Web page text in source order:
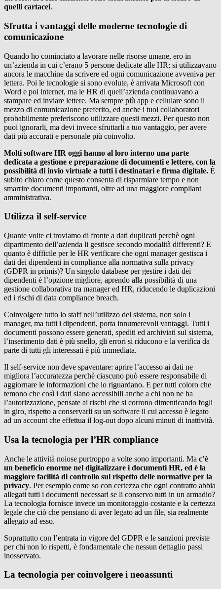
quelli cartacei.
Sfrutta i vantaggi delle moderne tecnologie di
comunicazione
Quando ho cominciato a lavorare nelle risorse umane, ero in
un’azienda in cui c’erano 5 persone dedicate alle HR; si utilizzavano
ancora le macchine da scrivere ed ogni comunicazione avveniva per
lettera. Poi le tecnologie si sono evolute, è arrivata Microsoft con
Word e poi internet, ma le HR di quell’azienda continuavano a
stampare ed inviare lettere. Ma sempre più app e cellulare sono il
mezzo di comunicazione preferito, ed anche i tuoi collaboratori
probabilmente preferiscono utilizzare questi mezzi. Per questo non
puoi ignorarli, ma devi invece sfruttarli a tuo vantaggio, per avere
dati più accurati e personale più coinvolto.
Molti software HR oggi hanno al loro interno una parte
dedicata a gestione e preparazione di documenti e lettere, con la
possibilità di invio virtuale a tutti i destinatari e firma digitale. È
subito chiaro come questo consenta di risparmiare tempo e non
smarrire documenti importanti, oltre ad una maggiore compliant
amministrativa.
Utilizza il self-service
Quante volte ci troviamo di fronte a dati duplicati perchè ogni
dipartimento dell’azienda li gestisce secondo modalità differenti? E
quanto è difficile per le HR verificare che ogni manager gestisca i
dati dei dipendenti in compliance alla normativa sulla privacy
(GDPR in primis)? Un singolo database per gestire i dati dei
dipendenti è l’opzione migliore, aprendo alla possibilità di una
gestione collaborativa tra manager ed HR, riducendo le duplicazioni
ed i rischi di data compliance breach.
Coinvolgere tutto lo staff nell’utilizzo del sistema, non solo i
manager, ma tutti i dipendenti, porta innumerevoli vantaggi. Tutti i
documenti possono essere generati, spediti ed archiviati sul sistema,
l’inserimento dati è più snello, gli errori si riducono e la verifica da
parte di tutti gli interessati è più immediata.
Il self-service non deve spaventare: aprire l’accesso ai dati ne
migliora l’accuratezza perchè ciascuno può essere responsabile di
aggiornare le informazioni che lo riguardano. E per tutti coloro che
temono che così i dati siano accessibili anche a chi non ne ha
l’autorizzazione, pensate ai rischi che si corrono dimenticando fogli
in giro, rispetto a conservarli su un software il cui accesso è legato
ad un account che effettua il log-out dopo alcuni minuti di inattività.
Usa la tecnologia per l’HR compliance
Anche le attività noiose purtroppo a volte sono importanti. Ma c’è
un beneficio enorme nel digitalizzare i documenti HR, ed è la
maggiore facilità di controllo sul rispetto delle normative per la
privacy. Per esempio come so con certezza che ogni contratto abbia
allegati tutti i documenti necessari se li conservo tutti in un armadio?
La tecnologia fornisce invece un monitoraggio costante e la certezza
legale che ciò che pensiano di aver legato ad un file, sia realmente
allegato ad esso.
Soprattutto con l’entrata in vigore del GDPR e le sanzioni previste
per chi non lo rispetti, è fondamentale che nessun dettaglio passi
inosservato.
La tecnologia per coinvolgere i neoassunti